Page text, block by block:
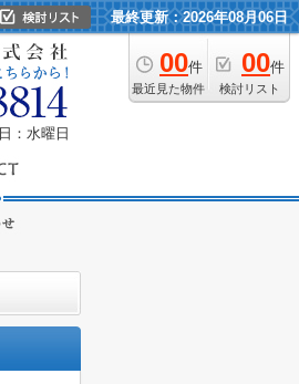
最終更新：2026年08月06日
00件
最近見た物件
00件
検討リスト
：水曜日